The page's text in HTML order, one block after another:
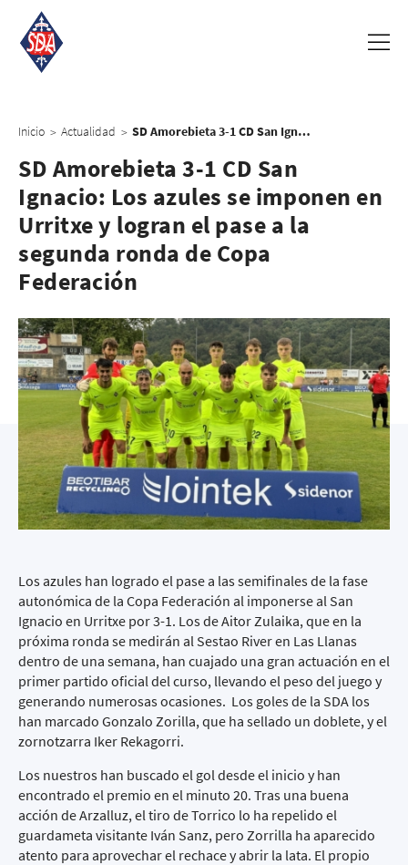
Inicio > Actualidad > SD Amorebieta 3-1 CD San Ignacio: Los azules se imponen en Urritxe y logran el pase a la segunda ronda de Copa Federación
SD Amorebieta 3-1 CD San
Ignacio: Los azules se imponen en
Urritxe y logran el pase a la
segunda ronda de Copa
Federación
Los azules han logrado el pase a las semifinales de la fase
autonómica de la Copa Federación al imponerse al San
Ignacio en Urritxe por 3-1. Los de Aitor Zulaika, que en la
próxima ronda se medirán al Sestao River en Las Llanas
dentro de una semana, han cuajado una gran actuación en el
primer partido oficial del curso, llevando el peso del juego y
generando numerosas ocasiones. Los goles de la SDA los
han marcado Gonzalo Zorilla, que ha sellado un doblete, y el
zornotzarra Iker Rekagorri.
Los nuestros han buscado el gol desde el inicio y han
encontrado el premio en el minuto 20. Tras una buena
acción de Arzalluz, el tiro de Torrico lo ha repelido el
guardameta visitante Iván Sanz, pero Zorrilla ha aparecido
atento para aprovechar el rechace y abrir la lata. El propio